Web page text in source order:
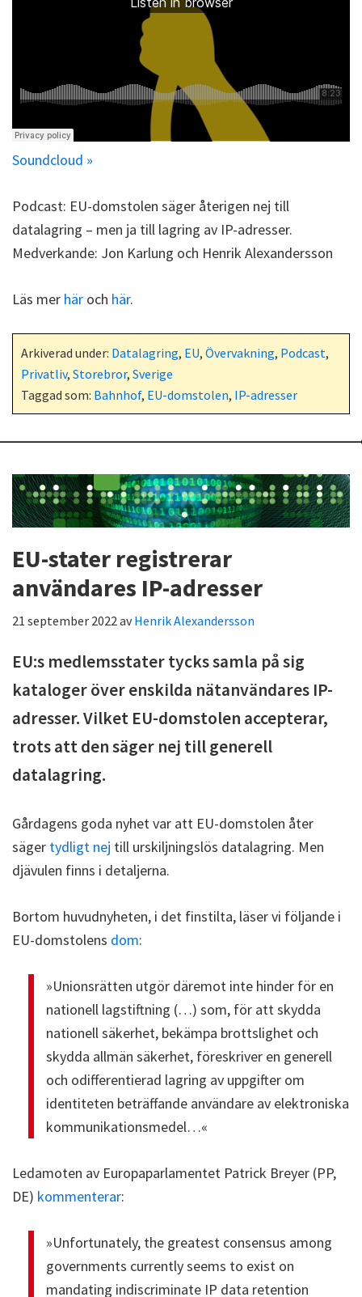
Soundcloud »
Podcast: EU-domstolen säger återigen nej till
datalagring – men ja till lagring av IP-adresser.
Medverkande: Jon Karlung och Henrik Alexandersson
Läs mer här och här.
Arkiverad under: Datalagring, EU, Övervakning, Podcast,
Privatliv, Storebror, Sverige
Taggad som: Bahnhof, EU-domstolen, IP-adresser
EU-stater registrerar
användares IP-adresser
21 september 2022avHenrik Alexandersson
EU:s medlemsstater tycks samla på sig
kataloger över enskilda nätanvändares IP-
adresser. Vilket EU-domstolen accepterar,
trots att den säger nej till generell
datalagring.
Gårdagens goda nyhet var att EU-domstolen åter
säger tydligt nej till urskiljningslös datalagring. Men
djävulen finns i detaljerna.
Bortom huvudnyheten, i det finstilta, läser vi följande i
EU-domstolens dom:
»Unionsrätten utgör däremot inte hinder för en
nationell lagstiftning (…) som, för att skydda
nationell säkerhet, bekämpa brottslighet och
skydda allmän säkerhet, föreskriver en generell
och odifferentierad lagring av uppgifter om
identiteten beträffande användare av elektroniska
kommunikationsmedel…«
Ledamoten av Europaparlamentet Patrick Breyer (PP,
DE) kommenterar:
»Unfortunately, the greatest consensus among
governments currently seems to exist on
mandating indiscriminate IP data retention